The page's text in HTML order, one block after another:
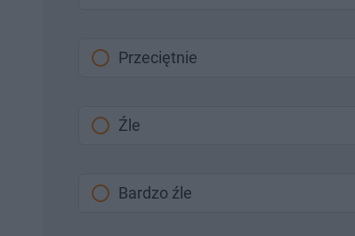
Przeciętnie
Źle
Bardzo źle